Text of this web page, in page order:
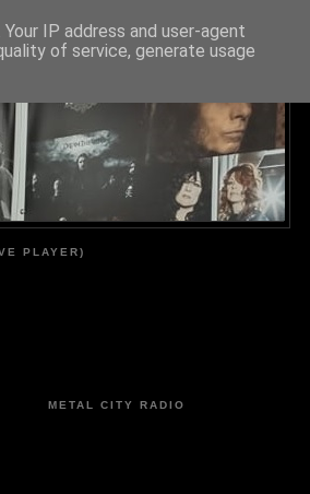
PLAYER)
METAL CITY RADIO
IP address and user-agent
of service, generate usage